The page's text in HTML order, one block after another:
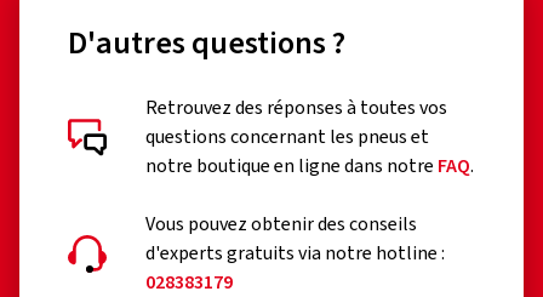
D'autres questions ?
Retrouvez des réponses à toutes vos
questions concernant les pneus et
notre boutique en ligne dans notre FAQ.
Vous pouvez obtenir des conseils
d'experts gratuits via notre hotline :
028383179